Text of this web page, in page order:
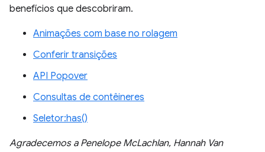
benefícios que descobriram.
Animações com base no rolagem
Conferir transições
API Popover
Consultas de contêineres
Seletor:has()
Agradecemos a Penelope McLachlan, Hannah Van